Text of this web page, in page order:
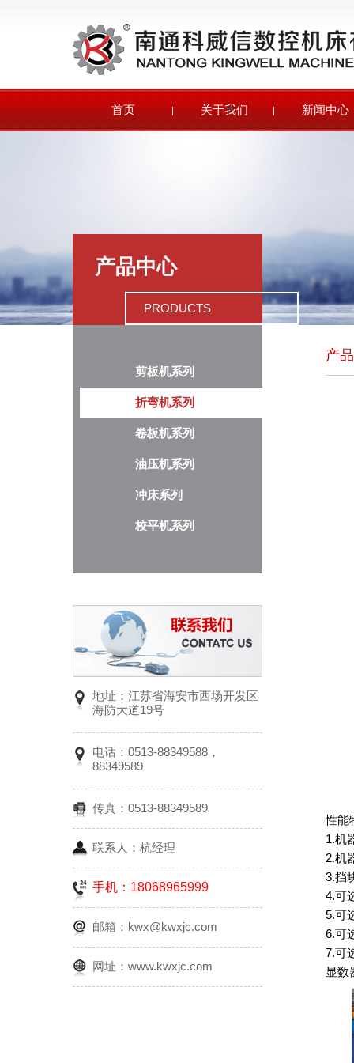
首页 关于我们 新闻中心
产品中心
PRODUCTS
剪板机系列
折弯机系列
卷板机系列
油压机系列
冲床系列
校平机系列
地址：江苏省海安市西场开发区
海防大道19号
电话：0513-88349588，
88349589
传真：0513-88349589
联系人：杭经理
手机：18068965999
邮箱：kwx@kwxjc.com
网址：www.kwxjc.com
产
性能
1.机
2.机
3.挡
4.可
5.可
6.可
7.可
显数